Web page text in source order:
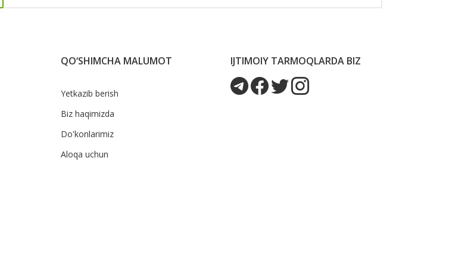
QO‘SHIMCHA MALUMOT
Yetkazib berish
Biz haqimizda
Do'konlarimiz
Aloqa uchun
IJTIMOIY TARMOQLARDA BIZ